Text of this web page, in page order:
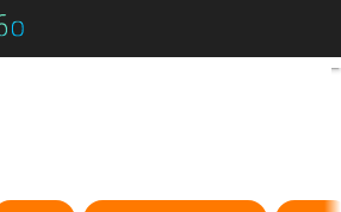
El Ayuntamiento de Málaga